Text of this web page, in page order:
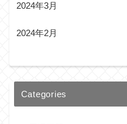
2024年3月
2024年2月
Categories